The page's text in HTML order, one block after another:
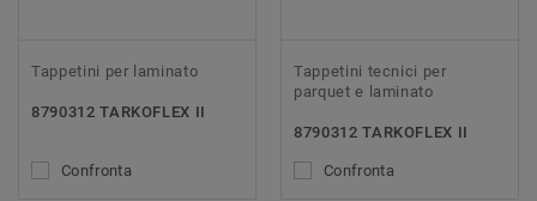
Tappetini per laminato
8790312 TARKOFLEX II
Confronta
Tappetini tecnici per
parquet e laminato
8790312 TARKOFLEX II
Confronta